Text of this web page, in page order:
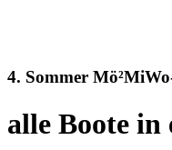
4. Sommer
alle Boote